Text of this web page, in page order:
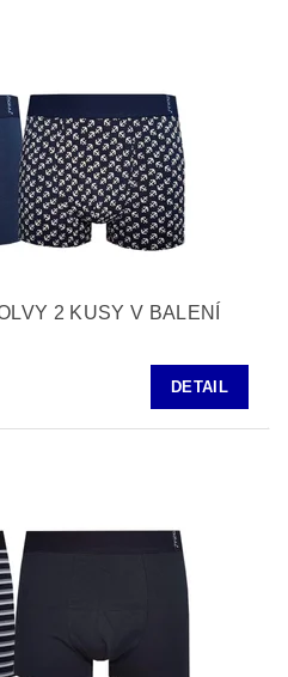
2 KUSY V BALENÍ
DETAIL